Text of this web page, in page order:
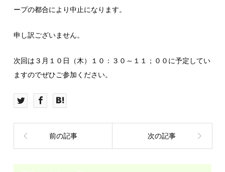
ープの都合により中止になります。
申し訳ございません。
次回は３月１０日（木）１０：３０～１１；００に予定してい
ますのでぜひご参加ください。
前の記事 次の記事